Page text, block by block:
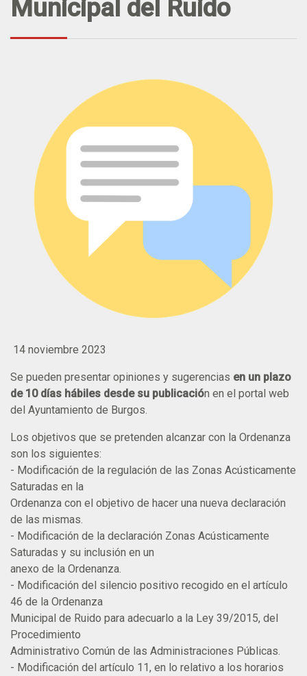
Municipal del Ruido
14 noviembre 2023
Se pueden presentar opiniones y sugerencias en un plazo
de 10 días hábiles desde su publicación en el portal web
del Ayuntamiento de Burgos.
Los objetivos que se pretenden alcanzar con la Ordenanza
son los siguientes:
- Modificación de la regulación de las Zonas Acústicamente
Saturadas en la
Ordenanza con el objetivo de hacer una nueva declaración
de las mismas.
- Modificación de la declaración Zonas Acústicamente
Saturadas y su inclusión en un
anexo de la Ordenanza.
- Modificación del silencio positivo recogido en el artículo
46 de la Ordenanza
Municipal de Ruido para adecuarlo a la Ley 39/2015, del
Procedimiento
Administrativo Común de las Administraciones Públicas.
- Modificación del artículo 11, en lo relativo a los horarios